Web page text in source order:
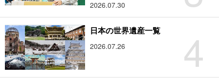
2026.07.30
4
日本の世界遺産一覧
2026.07.26